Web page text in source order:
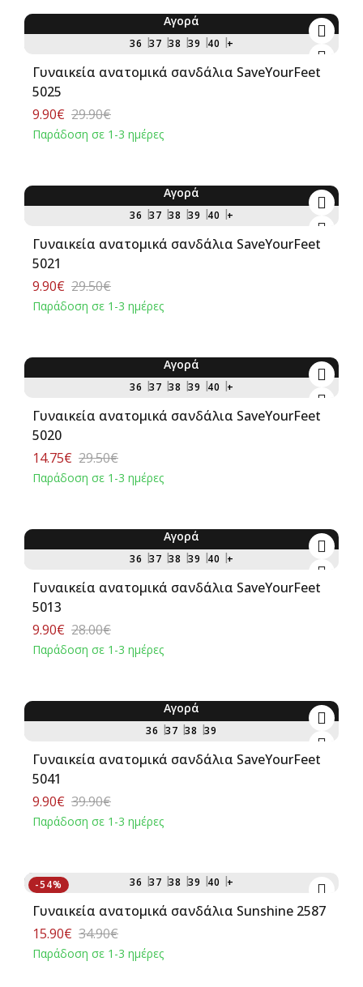
36 37 38 39 40 +
Αγορά
Γυναικεία ανατομικά σανδάλια SaveYourFeet
5025
9.90€ 29.90€
Παράδοση σε 1-3 ημέρες
36 37 38 39 40 +
Αγορά
Γυναικεία ανατομικά σανδάλια SaveYourFeet
5021
9.90€ 29.50€
Παράδοση σε 1-3 ημέρες
36 37 38 39 40 +
Αγορά
Γυναικεία ανατομικά σανδάλια SaveYourFeet
5020
14.75€ 29.50€
Παράδοση σε 1-3 ημέρες
36 37 38 39 40 +
Αγορά
Γυναικεία ανατομικά σανδάλια SaveYourFeet
5013
9.90€ 28.00€
Παράδοση σε 1-3 ημέρες
36 37 38 39
Αγορά
Γυναικεία ανατομικά σανδάλια SaveYourFeet
5041
9.90€ 39.90€
Παράδοση σε 1-3 ημέρες
-54% 36 37 38 39 40 +
Γυναικεία ανατομικά σανδάλια Sunshine 2587
15.90€ 34.90€
Παράδοση σε 1-3 ημέρες